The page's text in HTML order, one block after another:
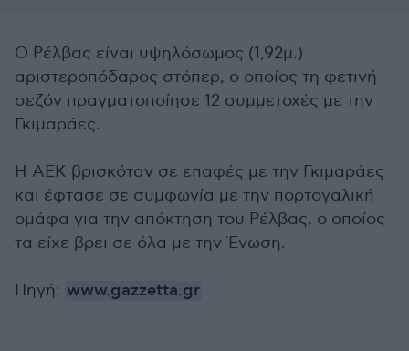
Ο Ρέλβας είναι υψηλόσωμος (1,92μ.)
αριστεροπόδαρος στόπερ, ο οποίος τη φετινή
σεζόν πραγματοποίησε 12 συμμετοχές με την
Γκιμαράες.
Η ΑΕΚ βρισκόταν σε επαφές με την Γκιμαράες
και έφτασε σε συμφωνία με την πορτογαλική
ομάφα για την απόκτηση του Ρέλβας, ο οποίος
τα είχε βρει σε όλα με την Ένωση.
Πηγή: www.gazzetta.gr